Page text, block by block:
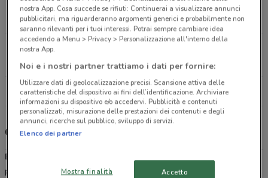
Via Giovanni Conti, 11/25 Roma
20 km
APERTO
Via Della Stazione Di Grottarossa, 1060 Roma
22.7 km
APERTO
Tutti i negozi Bimbo Store
Catalogo premi e promozioni Bimbo Store
Bimbo Store
prodotti per la prima infanzia presente in molte regioni italiane con
nostra App. Cosa succede se rifiuti: Continuerai a visualizzare annunci
pubblicitari, ma riguarderanno argomenti generici e probabilmente non
saranno rilevanti per i tuoi interessi. Potrai sempre cambiare idea
accedendo a Menu > Privacy > Personalizzazione all'interno della
nostra App.
Noi e i nostri partner trattiamo i dati per fornire:
Utilizzare dati di geolocalizzazione precisi. Scansione attiva delle
caratteristiche del dispositivo ai fini dell’identificazione. Archiviare
informazioni su dispositivo e/o accedervi. Pubblicità e contenuti
personalizzati, misurazione delle prestazioni dei contenuti e degli
annunci, ricerche sul pubblico, sviluppo di servizi.
Elenco dei partner
Mostra finalità Accetto